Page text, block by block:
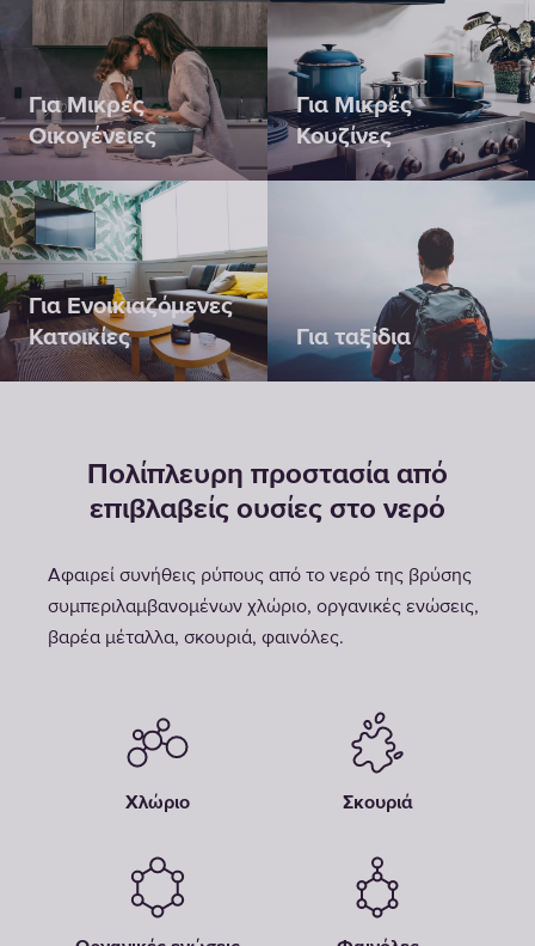
Για Μικρές
Οικογένειες
Για Μικρές
Κουζίνες
Για Ενοικιαζόμενες
Κατοικίες
Για ταξίδια
Πολίπλευρη προστασία από
επιβλαβείς ουσίες στο νερό
Αφαιρεί συνήθεις ρύπους από το νερό της βρύσης
συμπεριλαμβανομένων χλώριο, οργανικές ενώσεις,
βαρέα μέταλλα, σκουριά, φαινόλες.
Χλώριο Σκουριά